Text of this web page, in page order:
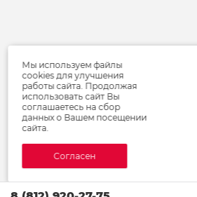
Мы используем файлы
cookies для улучшения
работы сайта. Продолжая
использовать сайт Вы
соглашаетесь на сбор
данных о Вашем посещении
сайта.
Cогласен
×
Товар добавлен